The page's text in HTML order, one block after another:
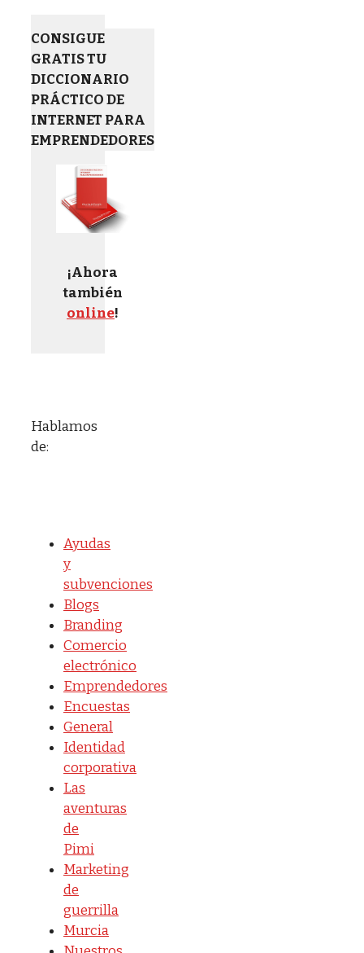
CONSIGUE
GRATIS TU
DICCIONARIO
PRÁCTICO DE
INTERNET PARA
EMPRENDEDORES
¡Ahora
también
online!
Hablamos
de:
Ayudas
y
subvenciones
Blogs
Branding
Comercio
electrónico
Emprendedores
Encuestas
General
Identidad
corporativa
Las
aventuras
de
Pimi
Marketing
de
guerrilla
Murcia